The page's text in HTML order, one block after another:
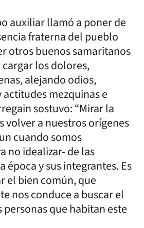
auxiliar llamó a poner de
fraterna del pueblo
otros buenos samaritanos
los dolores,
alejando odios,
mezquinas e
sostuvo: “Mirar la
volver a nuestros orígenes
cuando somos
no idealizar- de las
época y sus integrantes. Es
el bien común, que
nos conduce a buscar el
personas que habitan este